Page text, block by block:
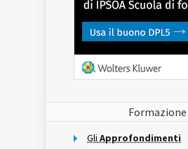
Formazione
Gli Approfondimenti